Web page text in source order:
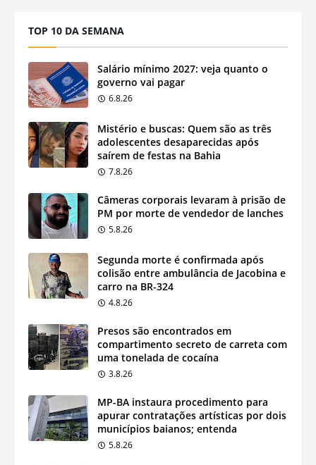
TOP 10 DA SEMANA
Salário mínimo 2027: veja quanto o
governo vai pagar
6.8.26
Mistério e buscas: Quem são as três
adolescentes desaparecidas após
saírem de festas na Bahia
7.8.26
Câmeras corporais levaram à prisão de
PM por morte de vendedor de lanches
5.8.26
Segunda morte é confirmada após
colisão entre ambulância de Jacobina e
carro na BR-324
4.8.26
Presos são encontrados em
compartimento secreto de carreta com
uma tonelada de cocaína
3.8.26
MP-BA instaura procedimento para
apurar contratações artísticas por dois
municípios baianos; entenda
5.8.26